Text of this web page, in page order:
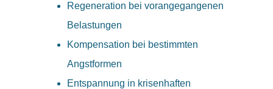
Regeneration bei vorangegangenen
Belastungen
Kompensation bei bestimmten
Angstformen
Entspannung in krisenhaften